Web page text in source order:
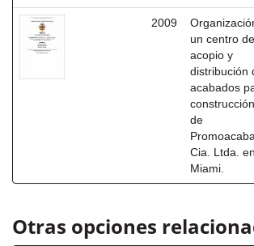
2009
un centro de
acopio y
distribución
acabados
de
Cia. Ltda. en
Miami.
Otras opciones